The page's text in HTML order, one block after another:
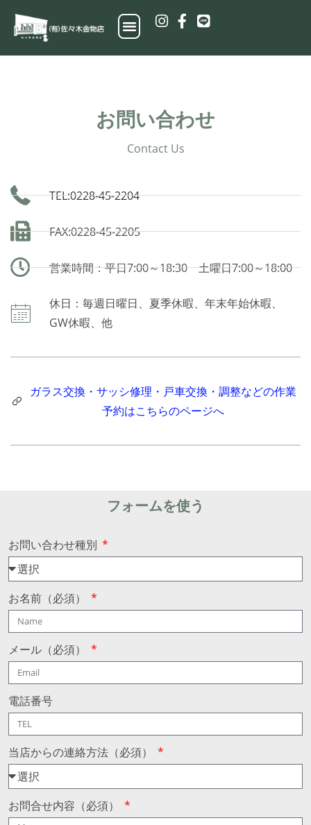
お問い合わせ
Contact Us
TEL:0228-45-2204
FAX:0228-45-2205
営業時間：平日7:00～18:30 土曜日7:00～18:00
休日：毎週日曜日、夏季休暇、年末年始休暇、
GW休暇、他
ガラス交換・サッシ修理・戸車交換・調整などの作業
予約はこちらのページへ
フォームを使う
お問い合わせ種別
お名前（必須）
メール（必須）
電話番号
当店からの連絡方法（必須）
お問合せ内容（必須）